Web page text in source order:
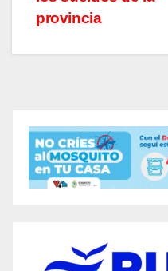
entradas
provincia